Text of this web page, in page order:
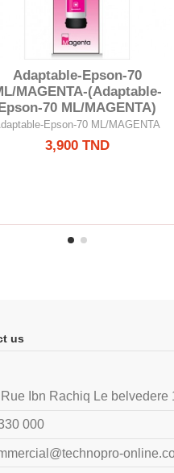
Adaptable-Epson-70
MAGENTA-(Adaptable-
70 ML/MAGENTA)
Epson-70 ML/MAGENTA
3,900 TND
us
Ibn Rachiq Le belvedere
000